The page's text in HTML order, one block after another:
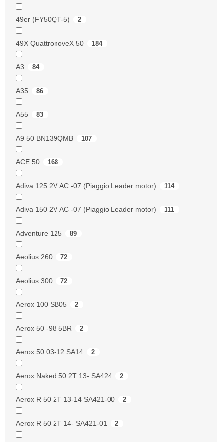
49er (FY50QT-5) 2
49X QuattronoveX 50 184
A3 84
A35 86
A55 83
A9 50 BN139QMB 107
ACE 50 168
Adiva 125 2V AC -07 (Piaggio Leader motor) 114
Adiva 150 2V AC -07 (Piaggio Leader motor) 111
Adventure 125 89
Aeolius 260 72
Aeolius 300 72
Aerox 100 SB05 2
Aerox 50 -98 5BR 2
Aerox 50 03-12 SA14 2
Aerox Naked 50 2T 13- SA424 2
Aerox R 50 2T 13-14 SA421-00 2
Aerox R 50 2T 14- SA421-01 2